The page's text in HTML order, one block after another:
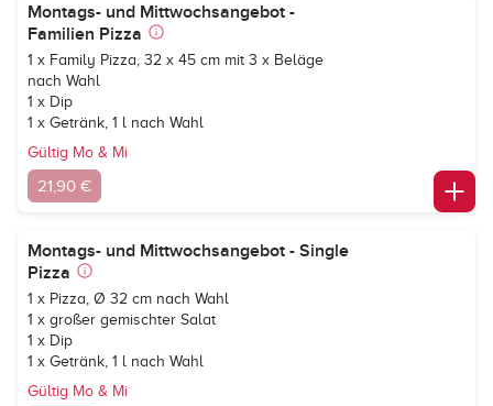
Montags- und Mittwochsangebot -
Familien Pizza
1 x Family Pizza, 32 x 45 cm mit 3 x Beläge
nach Wahl
1 x Dip
1 x Getränk, 1 l nach Wahl
Gültig Mo & Mi
21,90 €
Montags- und Mittwochsangebot - Single
Pizza
1 x Pizza, Ø 32 cm nach Wahl
1 x großer gemischter Salat
1 x Dip
1 x Getränk, 1 l nach Wahl
Gültig Mo & Mi